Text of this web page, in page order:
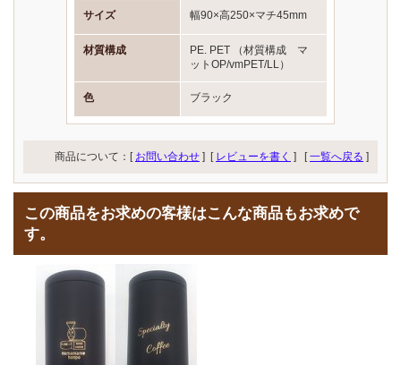
サイズ 幅90×高250×マチ45mm
材質構成
PE. PET （材質構成 マ
ットOP/vmPET/LL）
色 ブラック
商品について：[ お問い合わせ ] [ レビューを書く ] [一覧へ戻る ]
この商品をお求めの客様はこんな商品もお求めで
す。